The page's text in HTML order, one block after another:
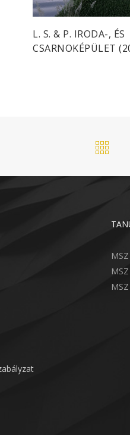
L. S. & P. IRODA-, ÉS
CSARNOKÉPÜLET